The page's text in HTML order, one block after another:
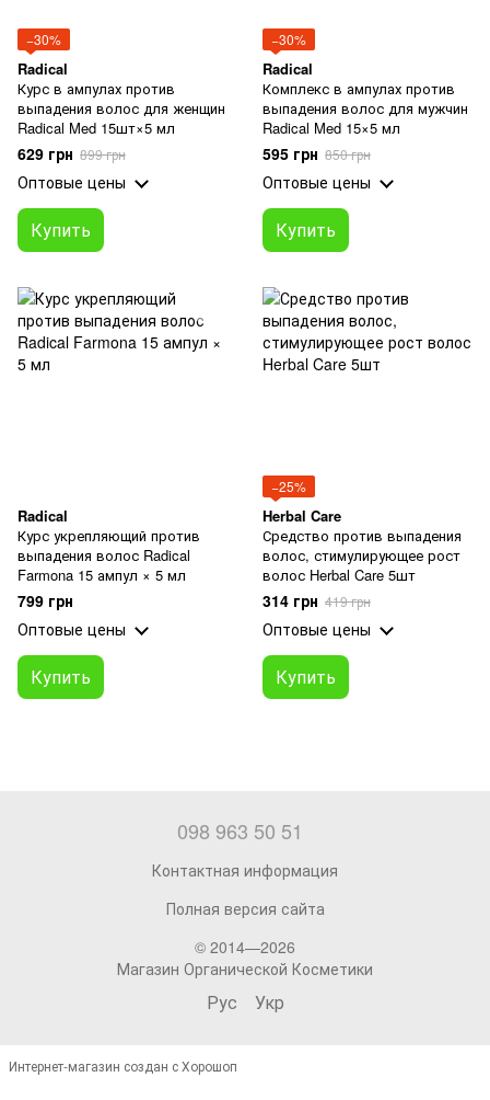
−30%
Radical
Курс в ампулах против
выпадения волос для женщин
Radical Med 15шт×5 мл
629 грн 899 грн
Оптовые цены
Купить
−30%
Radical
Комплекс в ампулах против
выпадения волос для мужчин
Radical Med 15×5 мл
595 грн 850 грн
Оптовые цены
Купить
Radical
Курс укрепляющий против
выпадения волос Radical
Farmona 15 ампул × 5 мл
799 грн
Оптовые цены
Купить
−25%
Herbal Care
Средство против выпадения
волос, стимулирующее рост
волос Herbal Care 5шт
314 грн 419 грн
Оптовые цены
Купить
098 963 50 51
Контактная информация
Полная версия сайта
© 2014—2026
Магазин Органической Косметики
Рус Укр
Интернет-магазин создан с Хорошоп